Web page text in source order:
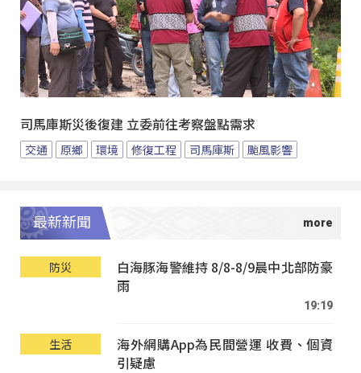
司馬庫斯災後復建 立委前往考察盤點需求
交通 原鄉 環境 修復工程 司馬庫斯 颱風影響
最新新聞
防災
白海豚海警維持 8/8-8/9晨中北部防豪
雨
19:19
生活
海外網購App為民間營運 收費、個資
引疑慮